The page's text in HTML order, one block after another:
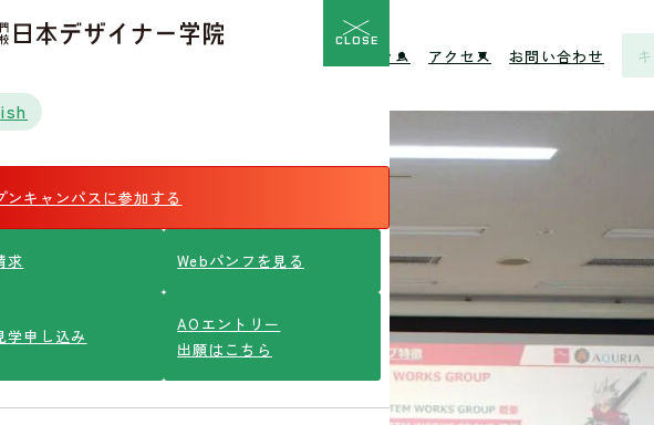
コラム アクセス お問い合わせ
CLOSE
ンキャンパスに参加する
求 Webパンフを見る
学申し込み
AOエントリー
出願はこちら